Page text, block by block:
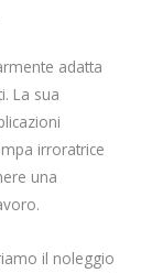
adatta
La sua
irroratrice
una
il noleggio